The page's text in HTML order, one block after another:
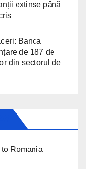
extinse până
Banca
de 187 de
din sectorul de
Romania